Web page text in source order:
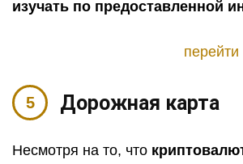
изучать по предоставленной
Дорожная карта
Несмотря на то, что